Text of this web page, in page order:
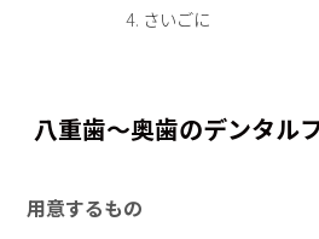
さいごに
八重歯〜奥歯のデンタル
用意するもの